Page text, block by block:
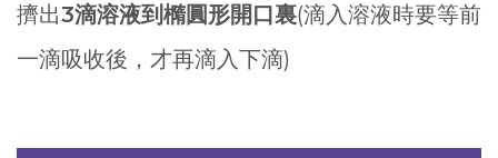
擠出3滴溶液到橢圓形開口裏(滴入溶液時要等前
一滴吸收後，才再滴入下滴)